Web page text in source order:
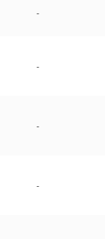
-
-
-
-